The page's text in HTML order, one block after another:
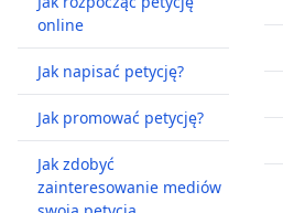
online
Jak napisać petycję?
Jak promować petycję?
Jak zdobyć
zainteresowanie mediów